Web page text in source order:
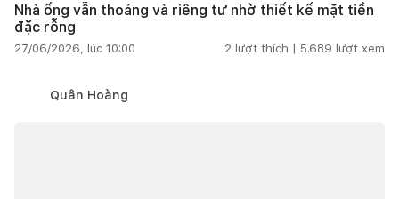
Nhà ống vẫn thoáng và riêng tư nhờ thiết kế mặt tiền
đặc rỗng
27/06/2026, lúc 10:00 2 lượt thích | 5.689 lượt xem
Quân Hoàng